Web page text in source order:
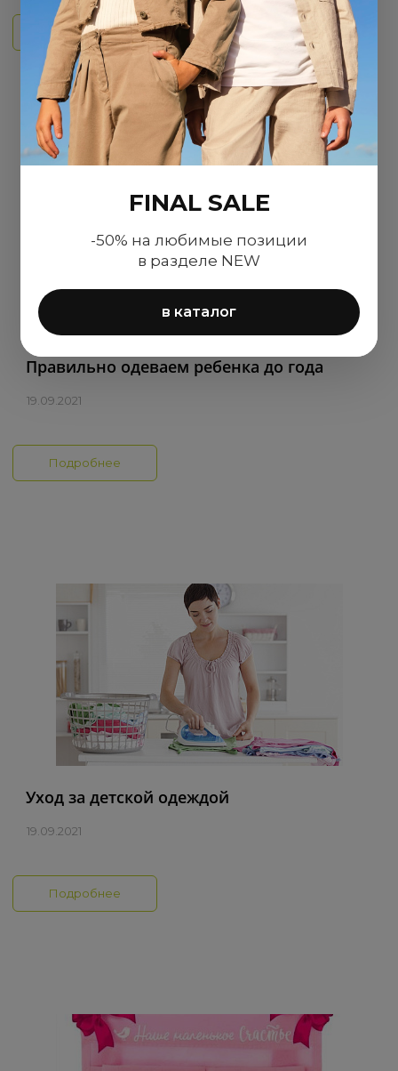
Подробнее
Правильно одеваем ребенка до года
19.09.2021
Подробнее
Уход за детской одеждой
19.09.2021
Подробнее
FINAL SALE
-50% на любимые позиции
в разделе NEW
в каталог